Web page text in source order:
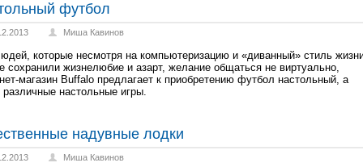
футбол
Миша Кавинов
которые несмотря на компьютеризацию и «диванный» стиль
сохранили жизнелюбие и азарт, желание общаться не виртуально,
магазин Buffalo предлагает к приобретению футбол настольный, а
различные настольные игры.
надувные лодки
Миша Кавинов